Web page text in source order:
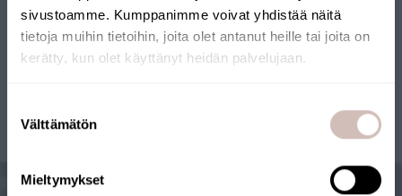
sivustoamme. Kumppanimme voivat yhdistää näitä
tietoja muihin tietoihin, joita olet antanut heille tai joita on
kerätty, kun olet käyttänyt heidän palvelujaan.
valinta
Välttämätön
Mieltymykset
country